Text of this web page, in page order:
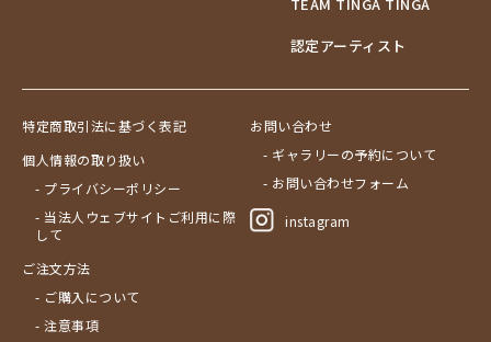
認定アーティスト
特定商取引法に基づく表記
個人情報の取り扱い
- プライバシーポリシー
- 当法人ウェブサイトご利用に際
して
ご注文方法
- ご購入について
- 注意事項
お問い合わせ
- ギャラリーの予約について
- お問い合わせフォーム
instagram